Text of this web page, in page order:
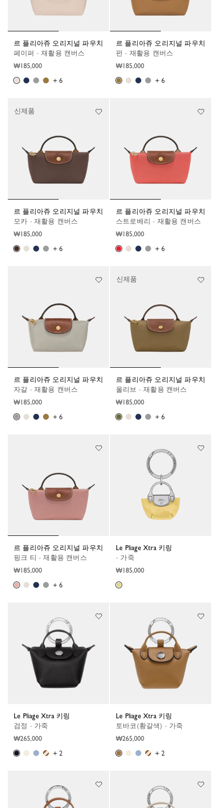
르 플리아쥬 오리지널 파우치
페이퍼 - 재활용 캔버스
₩185,000
+ 6
르 플리아쥬 오리지널 파우치
펀 - 재활용 캔버스
₩185,000
+ 6
르 플리아쥬 오리지널 파우치
모카 - 재활용 캔버스
₩185,000
+ 6
신제품
르 플리아쥬 오리지널 파우치
스트로베리 - 재활용 캔버스
₩185,000
+ 6
르 플리아쥬 오리지널 파우치
자갈 - 재활용 캔버스
₩185,000
+ 6
르 플리아쥬 오리지널 파우치
올리브 - 재활용 캔버스
₩185,000
+ 6
신제품
르 플리아쥬 오리지널 파우치
핑크 티 - 재활용 캔버스
₩185,000
+ 6
Le Pliage Xtra 키링
- 가죽
₩185,000
Le Pliage Xtra 키링
검정 - 가죽
₩265,000
+ 2
Le Pliage Xtra 키링
토바코(황갈색) - 가죽
₩265,000
+ 2